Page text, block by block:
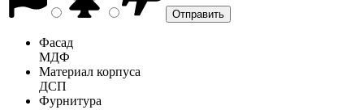
Фасад
МДФ
Материал корпуса
ДСП
Фурнитура